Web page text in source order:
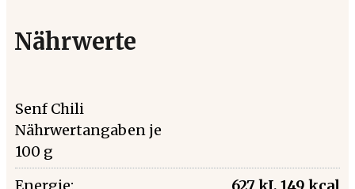
Nährwerte
Senf Chili
Nährwertangaben je
100 g
Energie:
627 kJ, 149 kcal